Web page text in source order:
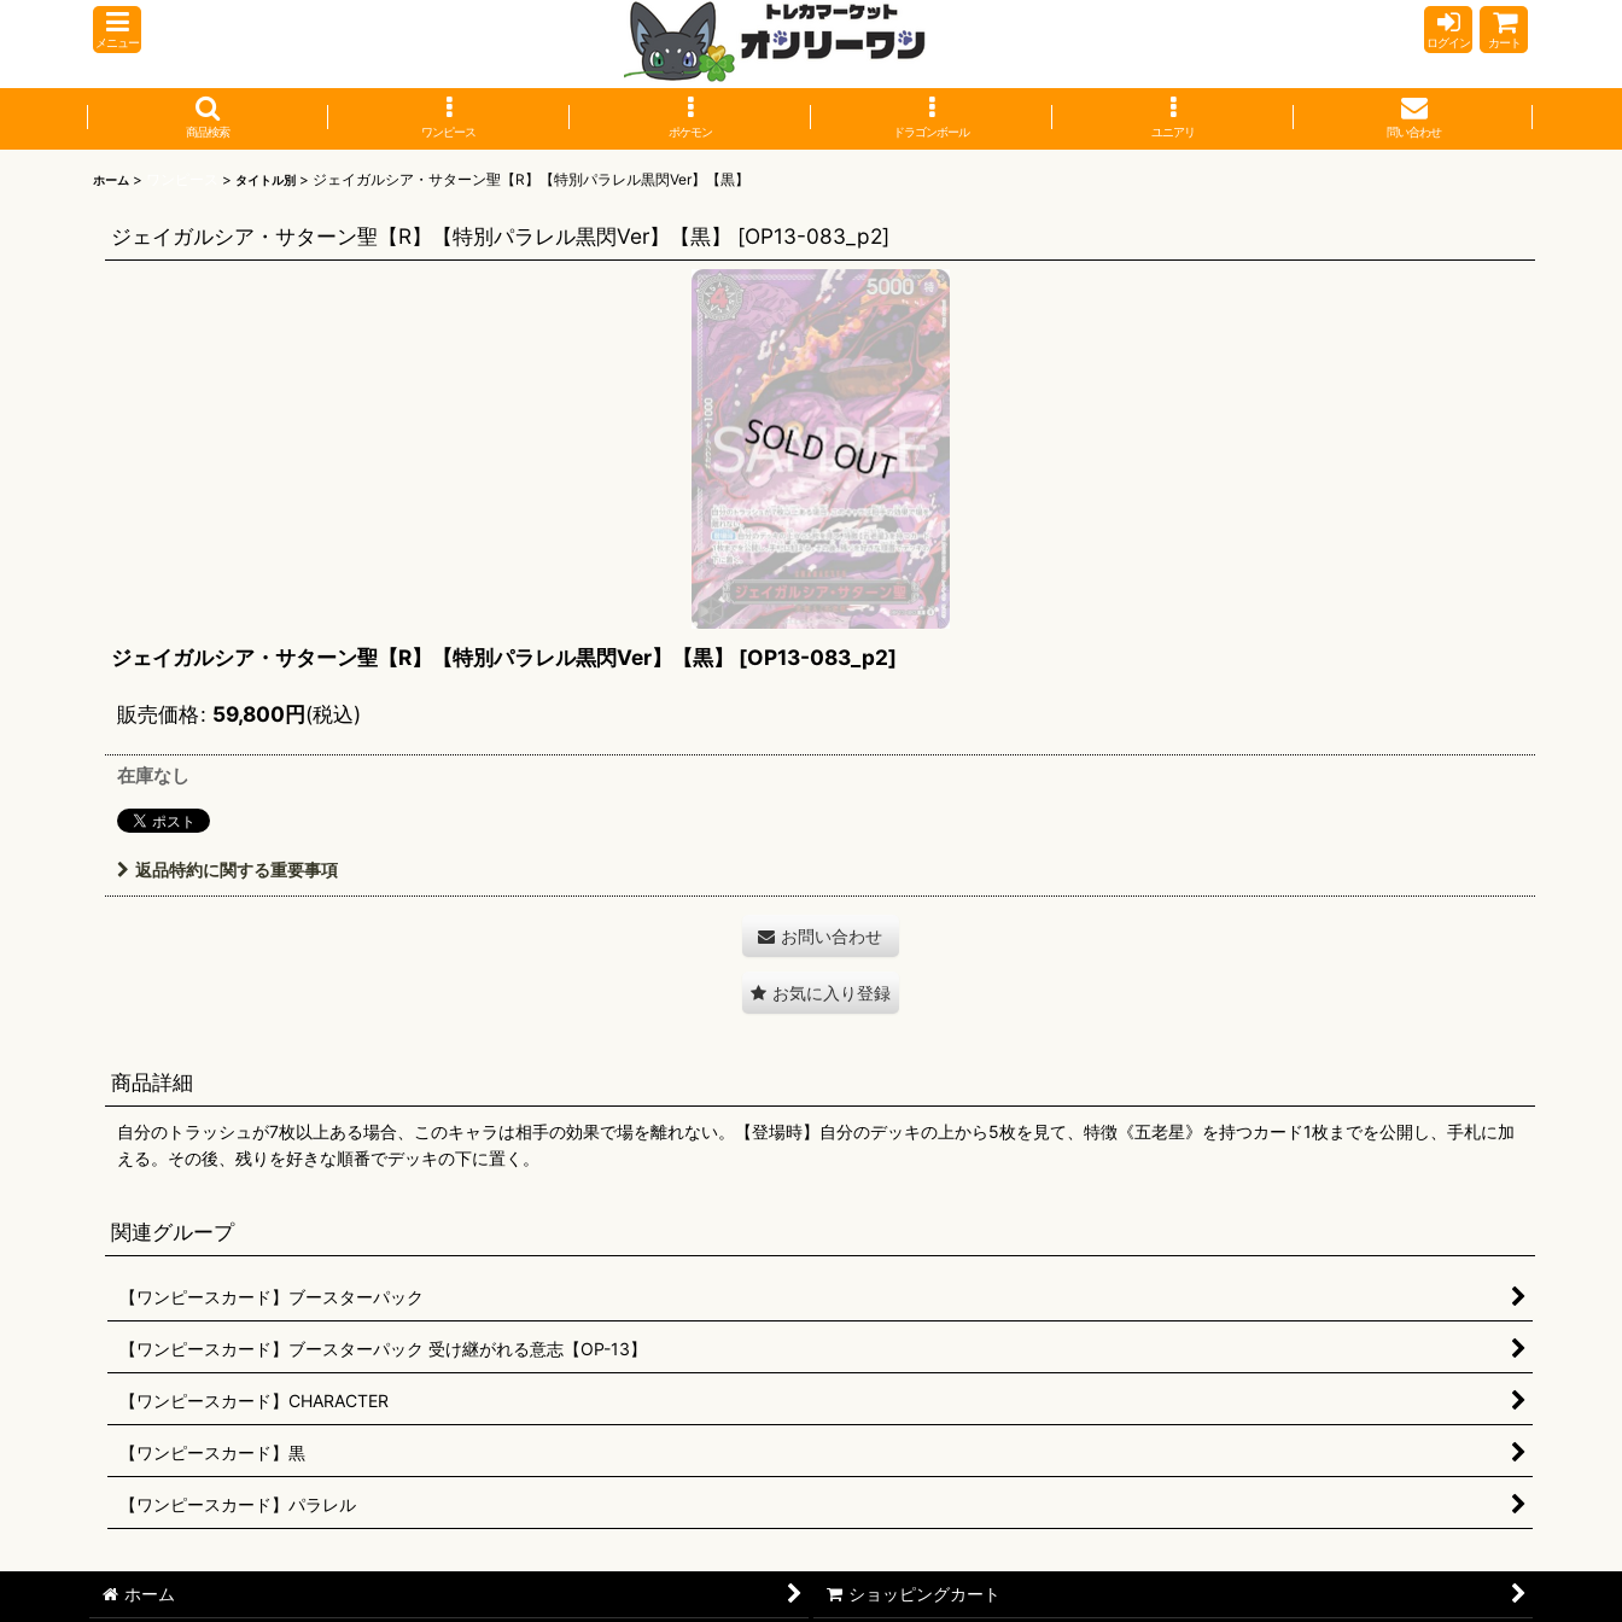
メニュー ログイン カート
商品検索 ワンピース ポケモン ドラゴンボール ユニアリ 問い合わせ
ホーム > > タイトル別 > ジェイガルシア・サターン聖【R】【特別パラレル黒閃Ver】【黒】
ジェイガルシア・サターン聖【R】【特別パラレル黒閃Ver】【黒】 [OP13-083_p2]
ジェイガルシア・サターン聖【R】【特別パラレル黒閃Ver】【黒】 [OP13-083_p2]
販売価格: 59,800円(税込)
在庫なし
返品特約に関する重要事項
お問い合わせ
お気に入り登録
商品詳細
自分のトラッシュが7枚以上ある場合、このキャラは相手の効果で場を離れない。【登場時】自分のデッキの上から5枚を見て、特徴《五老星》を持つカード1枚までを公開し、手札に加
える。その後、残りを好きな順番でデッキの下に置く。
関連グループ
【ワンピースカード】ブースターパック
【ワンピースカード】ブースターパック 受け継がれる意志【OP-13】
【ワンピースカード】CHARACTER
【ワンピースカード】黒
【ワンピースカード】パラレル
ホーム ショッピングカート